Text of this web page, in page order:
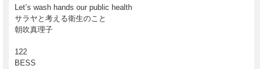
Let’s wash hands our public health
サラヤと考える衛生のこと
朝吹真理子
122
BESS